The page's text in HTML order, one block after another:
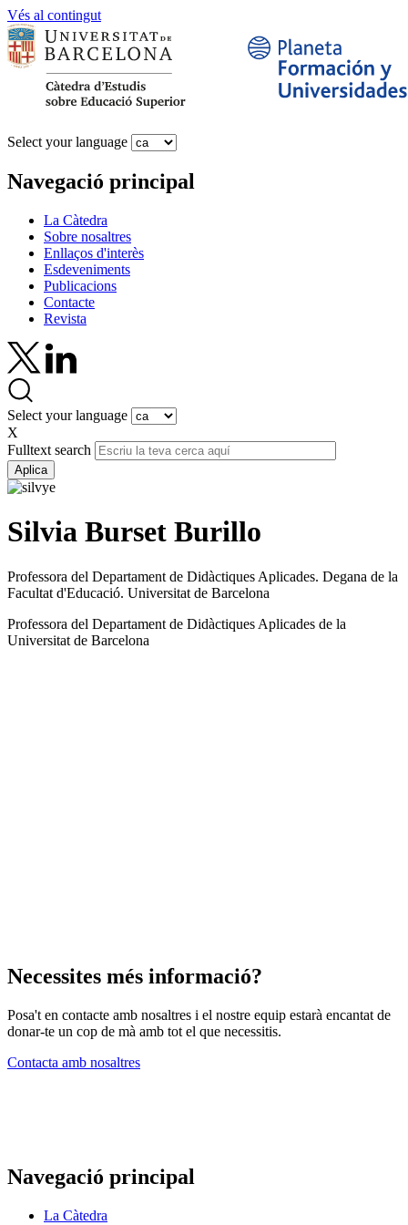
Vés al contingut
Select your language
Navegació principal
La Càtedra
Sobre nosaltres
Enllaços d'interès
Esdeveniments
Publicacions
Contacte
Revista
Select your language
X
Fulltext search
Silvia Burset Burillo
Professora del Departament de Didàctiques Aplicades. Degana de la
Facultat d'Educació. Universitat de Barcelona
Professora del Departament de Didàctiques Aplicades de la
Universitat de Barcelona
Necessites més informació?
Posa't en contacte amb nosaltres i el nostre equip estarà encantat de
donar-te un cop de mà amb tot el que necessitis.
Contacta amb nosaltres
Navegació principal
La Càtedra